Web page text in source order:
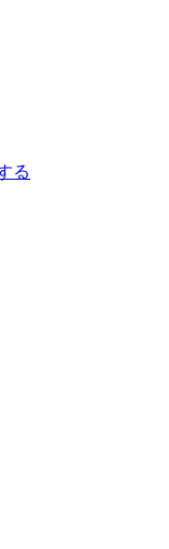
る